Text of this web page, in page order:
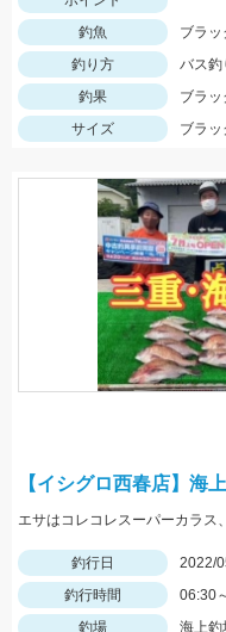
釣魚
ブラッ
釣り方
バス釣
釣果
ブラ
サイズ
ブラ
【イシグロ西春店】海
釣行日
2022/
釣行時間
06:30
釣場
海上釣